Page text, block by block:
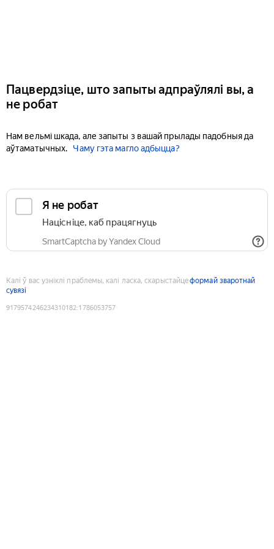
Пацвердзіце, што запыты адпраўлялі вы, а
не робат
Нам вельмі шкада, але запыты з вашай прылады падобныя да
аўтаматычных.
Чаму гэта магло адбыцца?
Я не робат
Націсніце, каб працягнуць
SmartCaptcha by Yandex Cloud
Калі ў вас узніклі праблемы, калі ласка, скарыстайцеформай зваротнай
сувязі
9179574246234310182:1786053757